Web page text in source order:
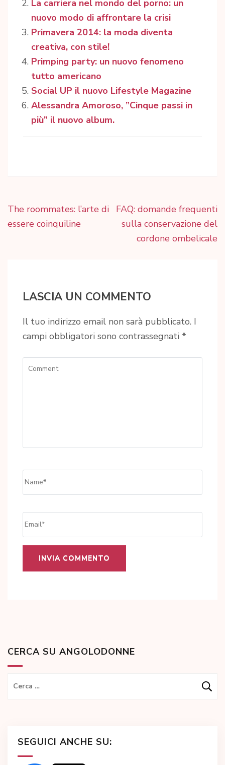
La carriera nel mondo del porno: un
nuovo modo di affrontare la crisi
Primavera 2014: la moda diventa
creativa, con stile!
Primping party: un nuovo fenomeno
tutto americano
Social UP il nuovo Lifestyle Magazine
Alessandra Amoroso, ”Cinque passi in
più” il nuovo album.
Navigazione
articoli
The roommates: l’arte di
essere coinquiline
FAQ: domande frequenti
sulla conservazione del
cordone ombelicale
LASCIA UN COMMENTO
Il tuo indirizzo email non sarà pubblicato. I
campi obbligatori sono contrassegnati *
Comment
CERCA SU ANGOLODONNE
Ricerca
SEGUICI ANCHE SU: